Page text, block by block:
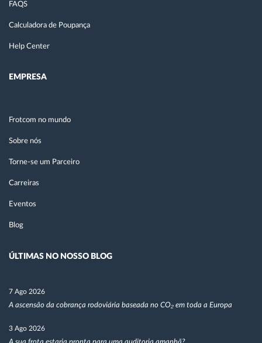
FAQS
Calculadora de Poupança
Help Center
EMPRESA
Frotcom no mundo
Sobre nós
Torne-se um Parceiro
Carreiras
Eventos
Blog
ÚLTIMAS NO NOSSO BLOG
7 Ago 2026
A ascensão da cobrança rodoviária baseada no CO₂ em toda a Europa
3 Ago 2026